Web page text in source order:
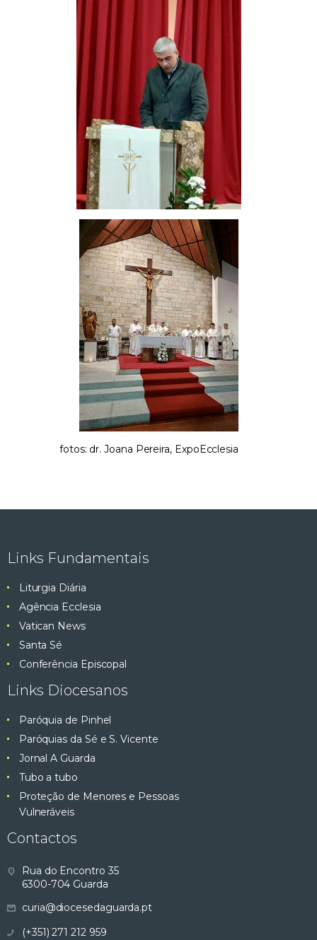
fotos: dr. Joana Pereira, ExpoEcclesia
Links Fundamentais
Liturgia Diária
Agência Ecclesia
Vatican News
Santa Sé
Conferência Episcopal
Links Diocesanos
Paróquia de Pinhel
Paróquias da Sé e S. Vicente
Jornal A Guarda
Tubo a tubo
Proteção de Menores e Pessoas
Vulneráveis
Contactos
Rua do Encontro 35
6300-704 Guarda
curia@diocesedaguarda.pt
(+351) 271 212 959